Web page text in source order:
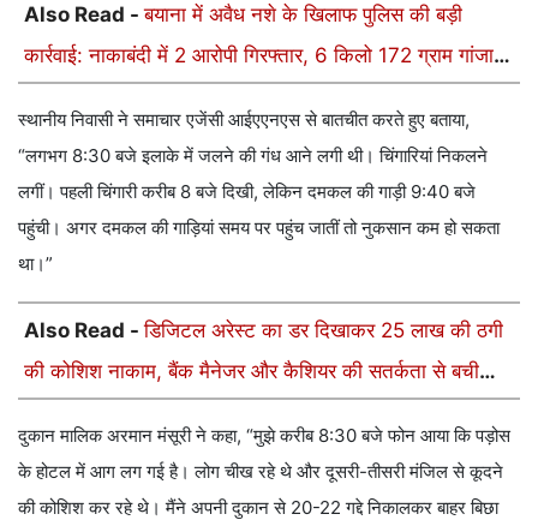
Also Read -बयाना में अवैध नशे के खिलाफ पुलिस की बड़ी
कार्रवाई: नाकाबंदी में 2 आरोपी गिरफ्तार, 6 किलो 172 ग्राम गांजा
स्थानीय निवासी ने समाचार एजेंसी आईएएनएस से बातचीत करते हुए बताया,
“लगभग 8:30 बजे इलाके में जलने की गंध आने लगी थी। चिंगारियां निकलने
लगीं। पहली चिंगारी करीब 8 बजे दिखी, लेकिन दमकल की गाड़ी 9:40 बजे
पहुंची। अगर दमकल की गाड़ियां समय पर पहुंच जातीं तो नुकसान कम हो सकता
था।”
Also Read -डिजिटल अरेस्ट का डर दिखाकर 25 लाख की ठगी
की कोशिश नाकाम, बैंक मैनेजर और कैशियर की सतर्कता से बची
दुकान मालिक अरमान मंसूरी ने कहा, “मुझे करीब 8:30 बजे फोन आया कि पड़ोस
के होटल में आग लग गई है। लोग चीख रहे थे और दूसरी-तीसरी मंजिल से कूदने
की कोशिश कर रहे थे। मैंने अपनी दुकान से 20-22 गद्दे निकालकर बाहर बिछा